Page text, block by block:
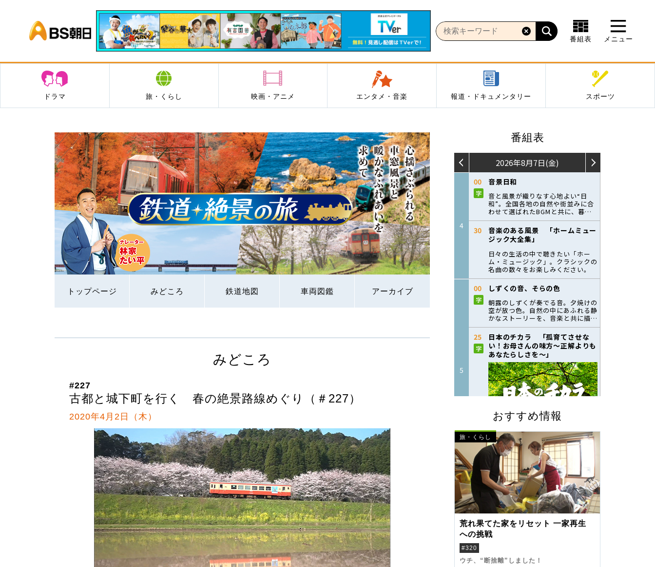
BS朝日
番組表 メニュー
ドラマ 旅・くらし 映画・アニメ エンタメ・音楽 報道・ドキュメンタリー スポーツ
トップページ みどころ 鉄道地図 車両図鑑 アーカイブ
番組表
おすすめ情報
旅・くらし
荒れ果てた家をリセット 一家再生
への挑戦
#320
ウチ、“断捨離”しました！
みどころ
#227
古都と城下町を行く 春の絶景路線めぐり（＃227）
2020年4月2日（木）